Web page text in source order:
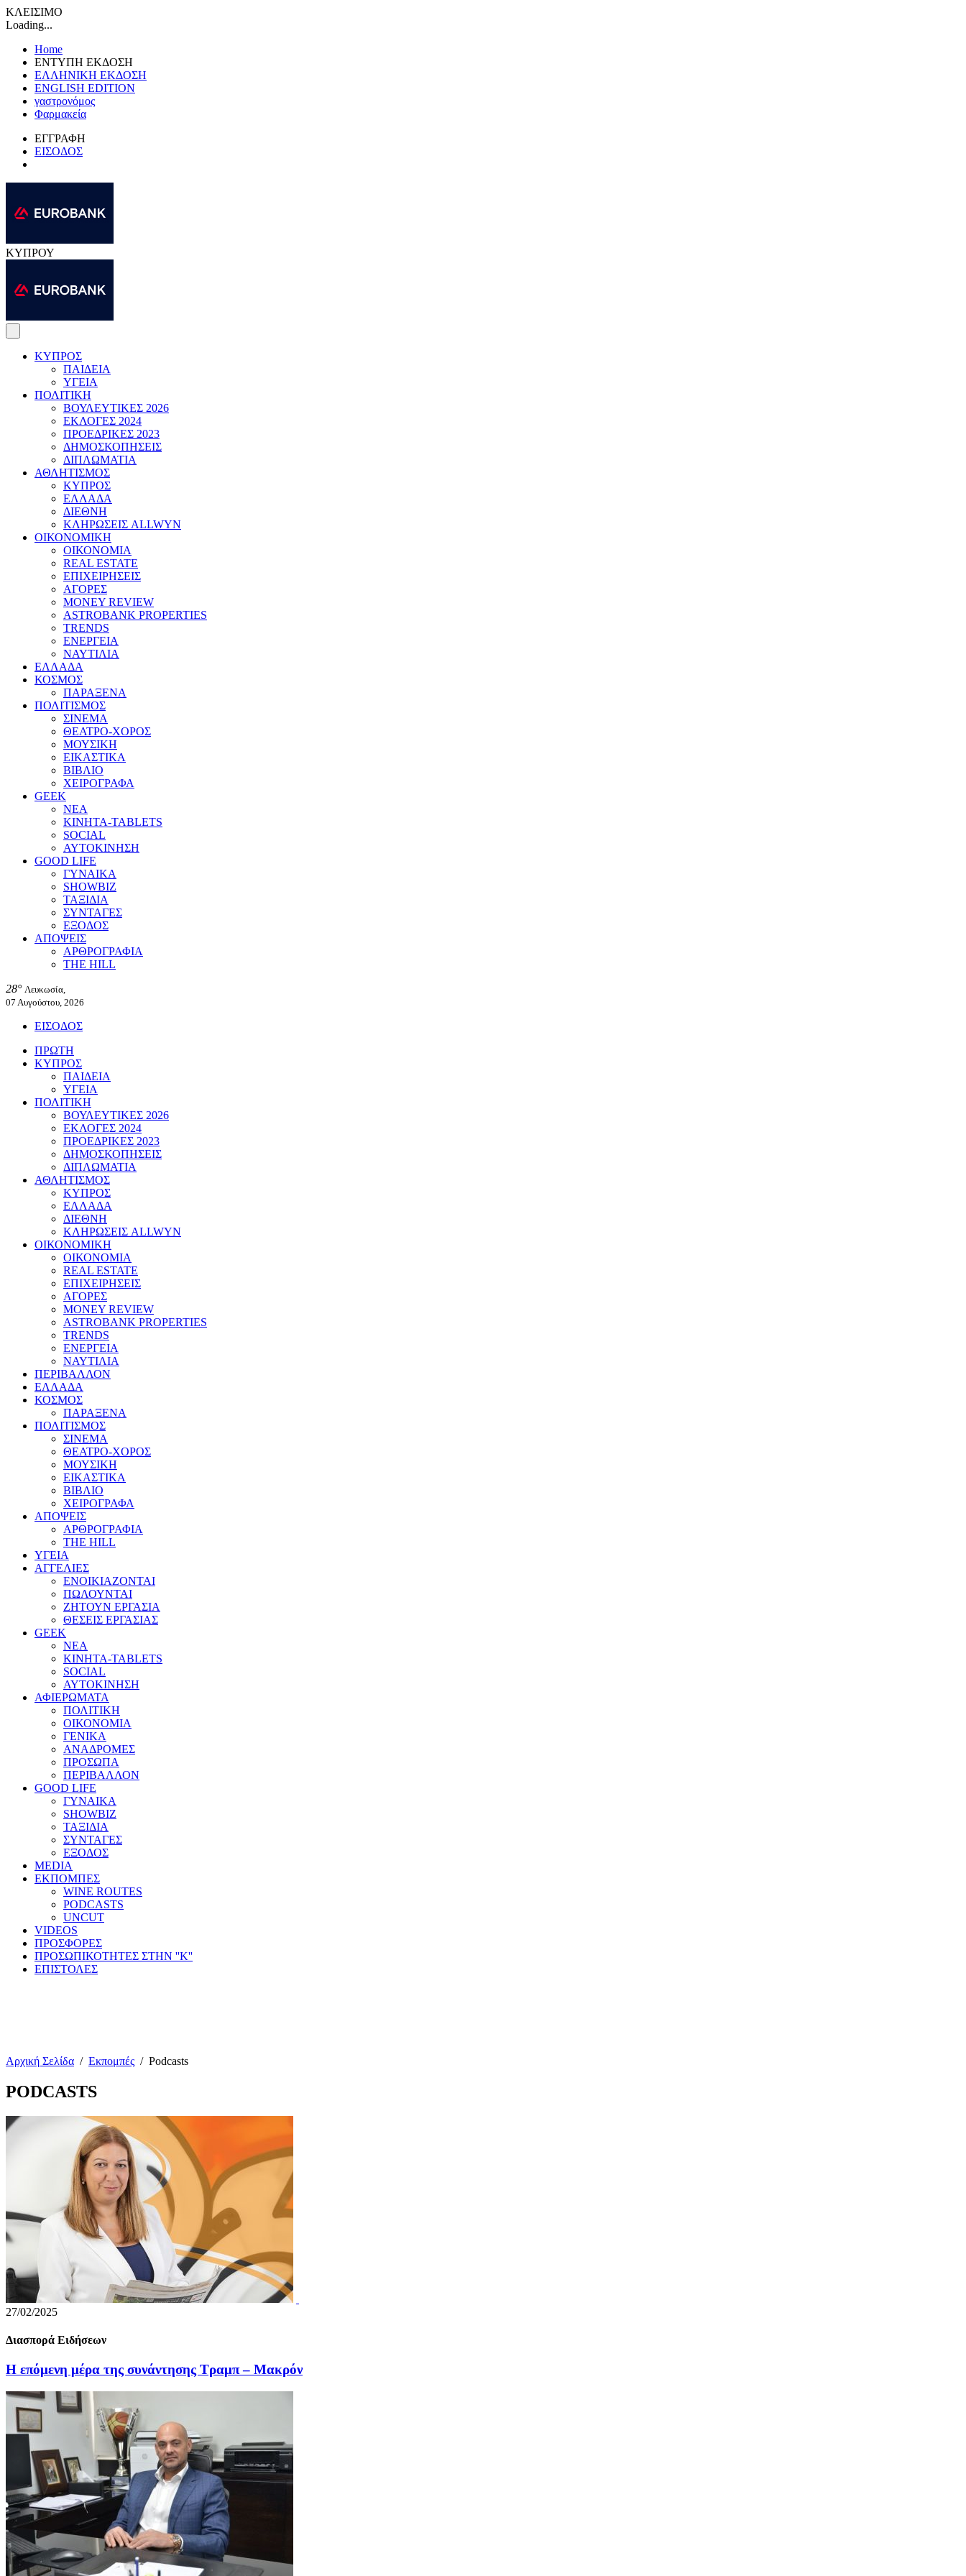
ΚΛΕΙΣΙΜΟ
Loading...
Home
ΕΝΤΥΠΗ ΕΚΔΟΣΗ
ΕΛΛΗΝΙΚΗ ΕΚΔΟΣΗ
ENGLISH EDITION
γαστρονόμος
Φαρμακεία
ΕΓΓΡΑΦΗ
ΕΙΣΟΔΟΣ
ΚΥΠΡΟΥ
ΚΥΠΡΟΣ
ΠΑΙΔΕΙΑ
ΥΓΕΙΑ
ΠΟΛΙΤΙΚΗ
ΒΟΥΛΕΥΤΙΚΕΣ 2026
ΕΚΛΟΓΕΣ 2024
ΠΡΟΕΔΡΙΚΕΣ 2023
ΔΗΜΟΣΚΟΠΗΣΕΙΣ
ΔΙΠΛΩΜΑΤΙΑ
ΑΘΛΗΤΙΣΜΟΣ
ΚΥΠΡΟΣ
ΕΛΛΑΔΑ
ΔΙΕΘΝΗ
ΚΛΗΡΩΣΕΙΣ ALLWYN
ΟΙΚΟΝΟΜΙΚΗ
ΟΙΚΟΝΟΜΙΑ
REAL ESTATE
ΕΠΙΧΕΙΡΗΣΕΙΣ
ΑΓΟΡΕΣ
MONEY REVIEW
ASTROBANK PROPERTIES
TRENDS
ΕΝΕΡΓΕΙΑ
ΝΑΥΤΙΛΙΑ
ΕΛΛΑΔΑ
ΚΟΣΜΟΣ
ΠΑΡΑΞΕΝΑ
ΠΟΛΙΤΙΣΜΟΣ
ΣΙΝΕΜΑ
ΘΕΑΤΡΟ-ΧΟΡΟΣ
ΜΟΥΣΙΚΗ
ΕΙΚΑΣΤΙΚΑ
ΒΙΒΛΙΟ
ΧΕΙΡΟΓΡΑΦΑ
GEEK
ΝΕΑ
ΚΙΝΗΤΑ-TABLETS
SOCIAL
ΑΥΤΟΚΙΝΗΣΗ
GOOD LIFE
ΓΥΝΑΙΚΑ
SHOWBIZ
ΤΑΞΙΔΙΑ
ΣΥΝΤΑΓΕΣ
ΕΞΟΔΟΣ
ΑΠΟΨΕΙΣ
ΑΡΘΡΟΓΡΑΦΙΑ
THE HILL
28° Λευκωσία,
07 Αυγούστου, 2026
ΕΙΣΟΔΟΣ
ΠΡΩΤΗ
ΚΥΠΡΟΣ
ΠΑΙΔΕΙΑ
ΥΓΕΙΑ
ΠΟΛΙΤΙΚΗ
ΒΟΥΛΕΥΤΙΚΕΣ 2026
ΕΚΛΟΓΕΣ 2024
ΠΡΟΕΔΡΙΚΕΣ 2023
ΔΗΜΟΣΚΟΠΗΣΕΙΣ
ΔΙΠΛΩΜΑΤΙΑ
ΑΘΛΗΤΙΣΜΟΣ
ΚΥΠΡΟΣ
ΕΛΛΑΔΑ
ΔΙΕΘΝΗ
ΚΛΗΡΩΣΕΙΣ ALLWYN
ΟΙΚΟΝΟΜΙΚΗ
ΟΙΚΟΝΟΜΙΑ
REAL ESTATE
ΕΠΙΧΕΙΡΗΣΕΙΣ
ΑΓΟΡΕΣ
MONEY REVIEW
ASTROBANK PROPERTIES
TRENDS
ΕΝΕΡΓΕΙΑ
ΝΑΥΤΙΛΙΑ
ΠΕΡΙΒΑΛΛΟΝ
ΕΛΛΑΔΑ
ΚΟΣΜΟΣ
ΠΑΡΑΞΕΝΑ
ΠΟΛΙΤΙΣΜΟΣ
ΣΙΝΕΜΑ
ΘΕΑΤΡΟ-ΧΟΡΟΣ
ΜΟΥΣΙΚΗ
ΕΙΚΑΣΤΙΚΑ
ΒΙΒΛΙΟ
ΧΕΙΡΟΓΡΑΦΑ
ΑΠΟΨΕΙΣ
ΑΡΘΡΟΓΡΑΦΙΑ
THE HILL
ΥΓΕΙΑ
ΑΓΓΕΛΙΕΣ
ΕΝΟΙΚΙΑΖΟΝΤΑΙ
ΠΩΛΟΥΝΤΑΙ
ΖΗΤΟΥΝ ΕΡΓΑΣΙΑ
ΘΕΣΕΙΣ ΕΡΓΑΣΙΑΣ
GEEK
ΝΕΑ
ΚΙΝΗΤΑ-TABLETS
SOCIAL
ΑΥΤΟΚΙΝΗΣΗ
ΑΦΙΕΡΩΜΑΤΑ
ΠΟΛΙΤΙΚΗ
ΟΙΚΟΝΟΜΙΑ
ΓΕΝΙΚΑ
ΑΝΑΔΡΟΜΕΣ
ΠΡΟΣΩΠΑ
ΠΕΡΙΒΑΛΛΟΝ
GOOD LIFE
ΓΥΝΑΙΚΑ
SHOWBIZ
ΤΑΞΙΔΙΑ
ΣΥΝΤΑΓΕΣ
ΕΞΟΔΟΣ
MEDIA
ΕΚΠΟΜΠΕΣ
WINE ROUTES
PODCASTS
UNCUT
VIDEOS
ΠΡΟΣΦΟΡΕΣ
ΠΡΟΣΩΠΙΚΟΤΗΤΕΣ ΣΤΗΝ ''Κ''
ΕΠΙΣΤΟΛΕΣ
Αρχική Σελίδα / Εκπομπές / Podcasts
PODCASTS
27/02/2025
Διασπορά Ειδήσεων
H επόμενη μέρα της συνάντησης Τραμπ – Μακρόν